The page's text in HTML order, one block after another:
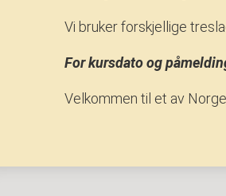
Vi bruker forskjellige
For kursdato og
Velkommen til et av